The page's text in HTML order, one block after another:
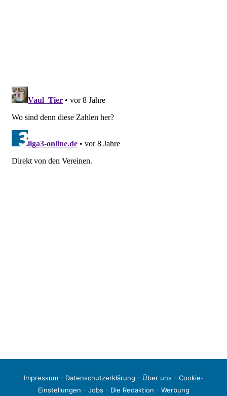
Impressum- Datenschutzerklärung - Über uns - Cookie-
Einstellungen - Jobs - Die Redaktion - Werbung